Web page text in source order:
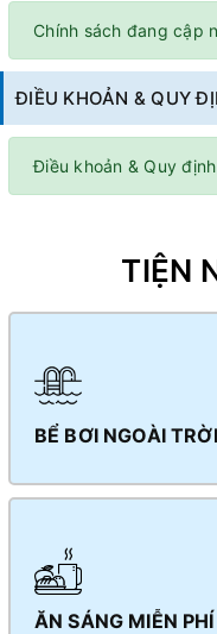
Chính sách đang cập
ĐIỀU KHOẢN & QUY
Điều khoản & Quy
TIỆN
BỂ BƠI NGOÀI TRỜI
ĂN SÁNG MIỄN PHÍ